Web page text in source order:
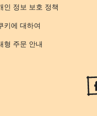
인 정보 보호 정책
키에 대하여
형 주문 안내